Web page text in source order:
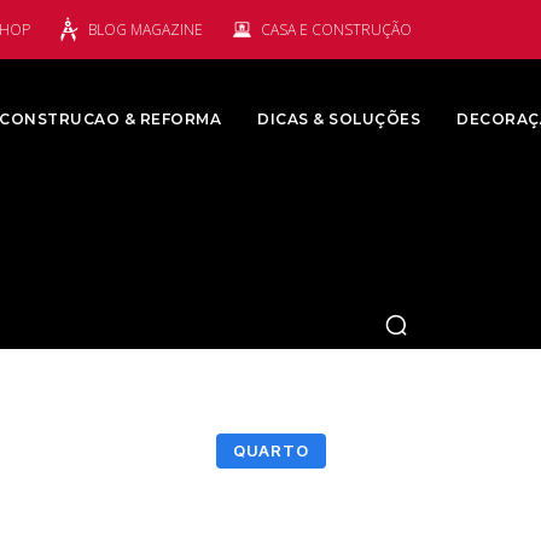
BLOG MAGAZINE CASA E CONSTRUÇÃO
CONSTRUCAO & REFORMA DICAS & SOLUÇÕES
QUARTO